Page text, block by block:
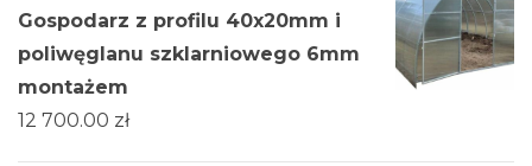
Gospodarz z profilu 40x20mm i
poliwęglanu szklarniowego 6mm
montażem
12 700.00 zł